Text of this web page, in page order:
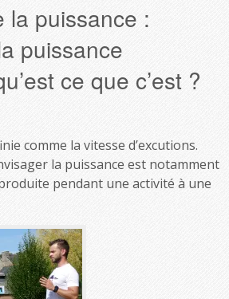
la puissance :
puissance
ce que c’est ?
comme la vitesse d’excutions.
la puissance est notamment
pendant une activité à une